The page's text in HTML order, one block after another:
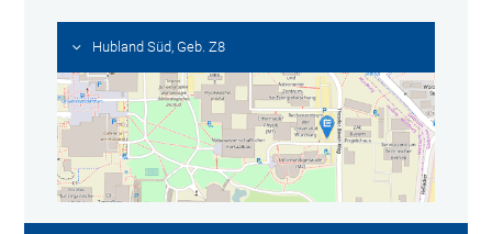
Hubland Süd, Geb. Z8